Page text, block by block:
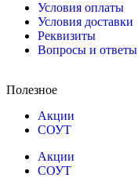
Условия оплаты
Условия доставки
Реквизиты
Вопросы и ответы
Полезное
Акции
СОУТ
Акции
СОУТ